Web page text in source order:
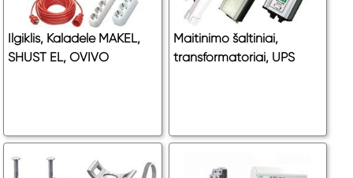
Ilgiklis, Kaladele MAKEL,
SHUST EL, OVIVO
Maitinimo šaltiniai,
transformatoriai, UPS